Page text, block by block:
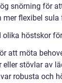
snörning för
flexibel
olika höstskor
att möta
stövlar av
robusta och